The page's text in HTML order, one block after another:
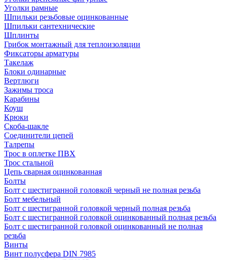
Уголки рамные
Шпильки резьбовые оцинкованные
Шпильки сантехнические
Шплинты
Грибок монтажный для теплоизоляции
Фиксаторы арматуры
Такелаж
Блоки одинарные
Вертлюги
Зажимы троса
Карабины
Коуш
Крюки
Скоба-шакле
Соединители цепей
Талрепы
Трос в оплетке ПВХ
Трос стальной
Цепь сварная оцинкованная
Болты
Болт с шестигранной головкой черный не полная резьба
Болт мебельный
Болт с шестигранной головкой черный полная резьба
Болт с шестигранной головкой оцинкованный полная резьба
Болт с шестигранной головкой оцинкованный не полная
резьба
Винты
Винт полусфера DIN 7985